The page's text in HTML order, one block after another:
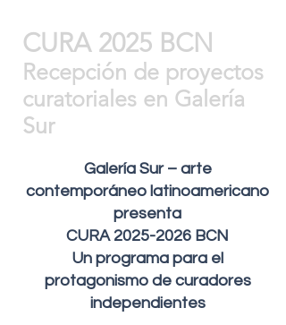
CURA 2025 BCN
Recepción de proyectos
curatoriales en Galería
Sur
Galería Sur – arte
contemporáneo latinoamericano
presenta
CURA 2025-2026 BCN
Un programa para el
protagonismo de curadores
independientes